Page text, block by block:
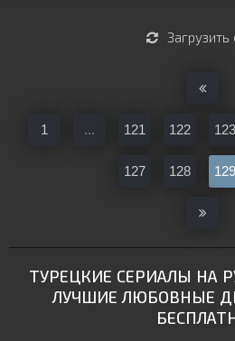
ТУРЕЦКИЕ СЕРИАЛЫ НА
ЛУЧШИЕ ЛЮБОВНЫЕ
1 ... 121 122 123
127 128 129